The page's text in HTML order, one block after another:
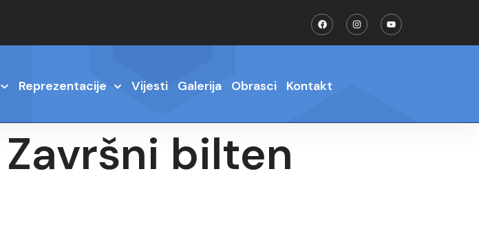
Reprezentacije Vijesti Galerija Obrasci Kontakt
Završni bilten